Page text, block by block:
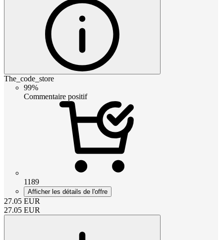
The_code_store
99%
Commentaire positif
1189
Afficher les détails de l'offre
27.05 EUR
27.05 EUR